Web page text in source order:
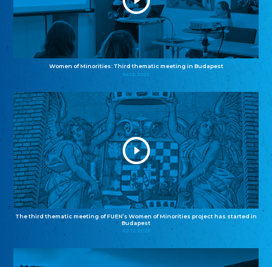
Women of Minorities: Third thematic meeting in Budapest
04.12.2025
The third thematic meeting of FUEN’s Women of Minorities project has started in
Budapest
02.12.2025